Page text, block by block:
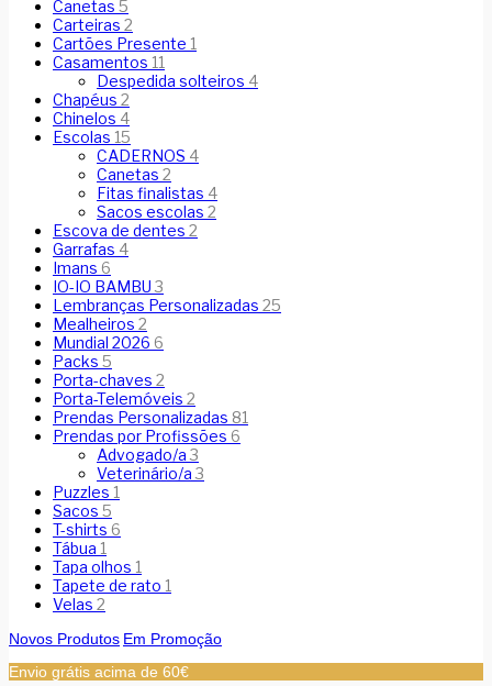
Canetas 5
Carteiras 2
Cartões Presente 1
Casamentos 11
Despedida solteiros 4
Chapéus 2
Chinelos 4
Escolas 15
CADERNOS 4
Canetas 2
Fitas finalistas 4
Sacos escolas 2
Escova de dentes 2
Garrafas 4
Imans 6
IO-IO BAMBU3
Lembranças Personalizadas 25
Mealheiros 2
Mundial 2026 6
Packs 5
Porta-chaves 2
Porta-Telemóveis 2
Prendas Personalizadas 81
Prendas por Profissões 6
Advogado/a3
Veterinário/a3
Puzzles 1
Sacos 5
T-shirts 6
Tábua 1
Tapa olhos 1
Tapete de rato 1
Velas 2
Novos Produtos Em Promoção
Envio grátis acima de 60€